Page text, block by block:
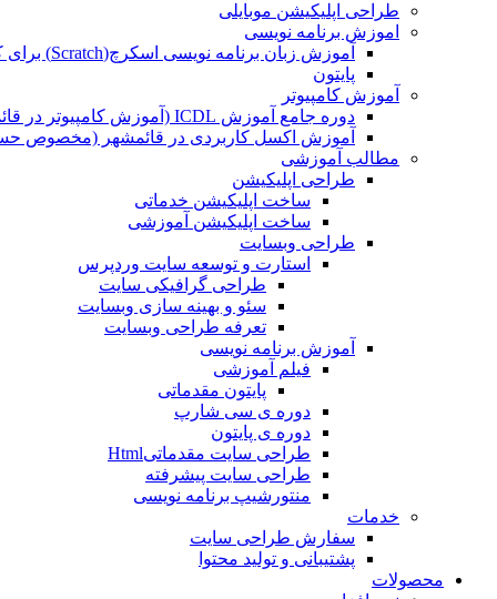
طراحی اپلیکیشن موبایلی
اموزش برنامه نویسی
آموزش زبان برنامه نویسی اسکرچ(Scratch) برای کودکان
پایتون
آموزش کامپیوتر
دوره جامع آموزش ICDL (آموزش کامپیوتر در قائمشهر)
آموزش اکسل کاربردی در قائمشهر (مخصوص
مطالب آموزشی
طراحی اپلیکیشن
ساخت اپلیکیشن خدماتی
ساخت اپلیکیشن آموزشی
طراحی وبسایت
استارت و توسعه سایت وردپرس
طراحی گرافیکی سایت
سئو و بهینه سازی وبسایت
تعرفه طراحی وبسایت
آموزش برنامه نویسی
فیلم آموزشی
پایتون مقدماتی
دوره ی سی شارپ
دوره ی پایتون
طراحی سایت مقدماتیHtml
طراحی سایت پیشرفته
منتورشیپ برنامه نویسی
خدمات
سفارش طراحی سایت
پشتیبانی و تولید محتوا
محصولات